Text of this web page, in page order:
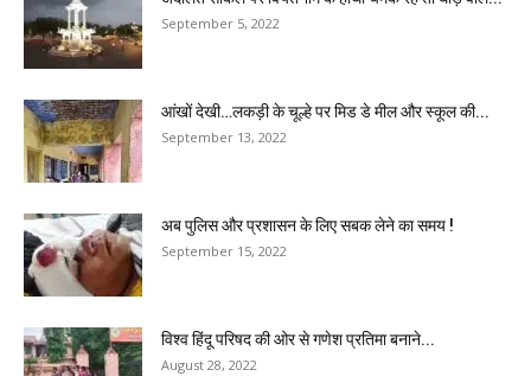
September 5, 2022
आंखों देखी…लकड़ी के चूल्हे पर मिड डे मील और स्कूल की...
September 13, 2022
अब पुलिस और प्रशासन के लिए सबक लेने का समय !
September 15, 2022
विश्व हिंदू परिषद की ओर से गणेश प्रतिमा बनाने...
August 28, 2022